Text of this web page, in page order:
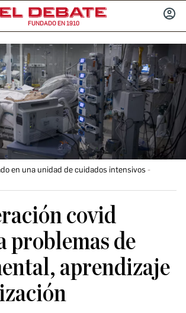
FUNDADO EN 1910
en una unidad de cuidados intensivos
covid
problemas de
aprendizaje